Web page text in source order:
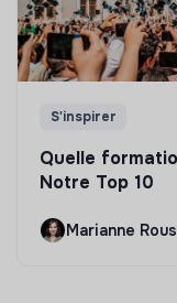
S'inspirer
Quelle
Notre Top 10
Marianne